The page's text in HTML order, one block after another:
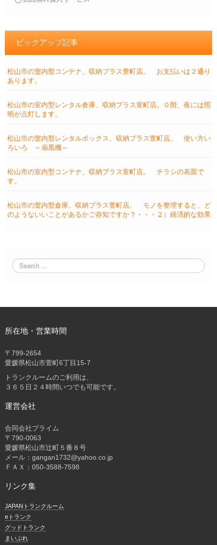
ピックアップ記事
松山市の室内型コンテナ、収納プラス萱町店。 お支払いは２通り
あります。
松山市の室内型レンタル倉庫、収納プラス萱町店。０階、夜には照
明が点灯します。
松山市の室内型レンタルボックス、収納プラス萱町店。 使い方い
ろいろ ～扇風機～
松山市の室内型コンテナ、収納プラス萱町店。 チラシの表面で
す。
松山市の室内型倉庫、収納プラス萱町店。 モノを整理すると、ど
のようないいことがあるかご存知ですか？・・・２）経済的な効果
所在地・営業時間
〒 799-2654
愛媛県松山市萱町6丁目15-7
トランクルームのご利用は、
３６５日２４時間いつでも可能です。
運営会社
合同会社プライム
〒 790-0063
愛媛県松山市辻町５番８号
メール：gangan1732@yahoo.co.jp
ＦＡＸ：050-3588-7598
リンク集
JAPANトランクルーム
eトランク
グッドトランク
まいぷれ